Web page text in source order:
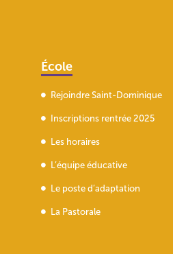
École
Rejoindre Saint-Dominique
Inscriptions rentrée 2025
Les horaires
L’équipe éducative
Le poste d’adaptation
La Pastorale